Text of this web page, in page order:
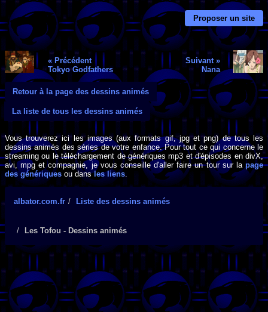
Proposer un site
« Précédent
Tokyo Godfathers
Suivant »
Nana
Retour à la page des dessins animés
La liste de tous les dessins animés
Vous trouverez ici les images (aux formats gif, jpg et png) de tous les
dessins animés des séries de votre enfance. Pour tout ce qui concerne le
streaming ou le téléchargement de génériques mp3 et d'épisodes en divX,
avi, mpg et compagnie, je vous conseille d'aller faire un tour sur lapage
des génériques ou dansles liens.
albator.com.fr Liste des dessins animés
Les Tofou - Dessins animés